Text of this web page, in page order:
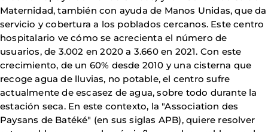
Maternidad, también con ayuda de Manos Unidas, que da
servicio y cobertura a los poblados cercanos. Este centro
hospitalario ve cómo se acrecienta el número de
usuarios, de 3.002 en 2020 a 3.660 en 2021. Con este
crecimiento, de un 60% desde 2010 y una cisterna que
recoge agua de lluvias, no potable, el centro sufre
actualmente de escasez de agua, sobre todo durante la
estación seca. En este contexto, la "Association des
Paysans de Batéké" (en sus siglas APB), quiere resolver